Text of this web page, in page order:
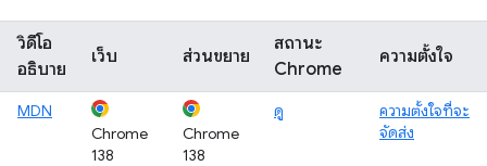
วิดีโอ
อธิบาย
เว็บ ส่วนขยาย
สถานะ
Chrome
ความตั้งใจ
MDN
Chrome
138
Chrome
138
ดู
ความตั้งใจที่จะ
จัดส่ง